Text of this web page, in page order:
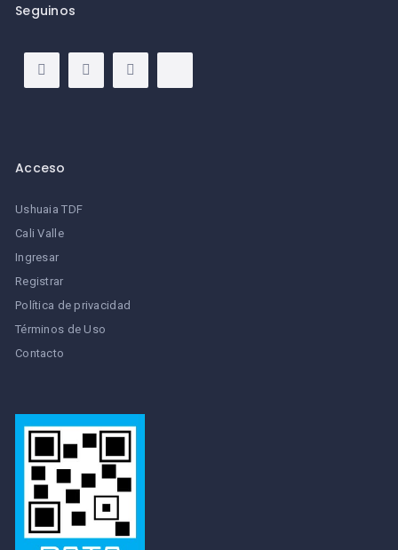
Seguinos
Acceso
Ushuaia TDF
Cali Valle
Ingresar
Registrar
Política de privacidad
Términos de Uso
Contacto